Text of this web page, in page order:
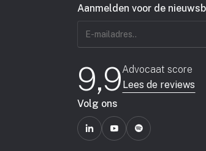
Aanmelden voor de
9,9Advocaat score
Lees de reviews
Volg ons